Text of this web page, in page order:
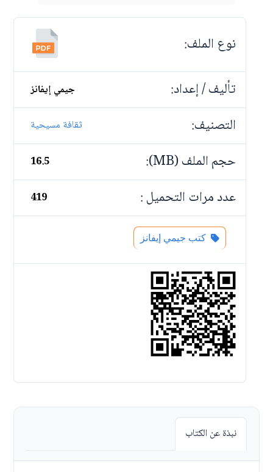
نوع الملف:
تأليف / إعداد:
جيمي إيفانز
التصنيف: ثقافة مسيحية
حجم الملف (MB): 16.5
عدد مرات التحميل : 419
كتب جيمي إيفانز
نبذة عن الكتاب